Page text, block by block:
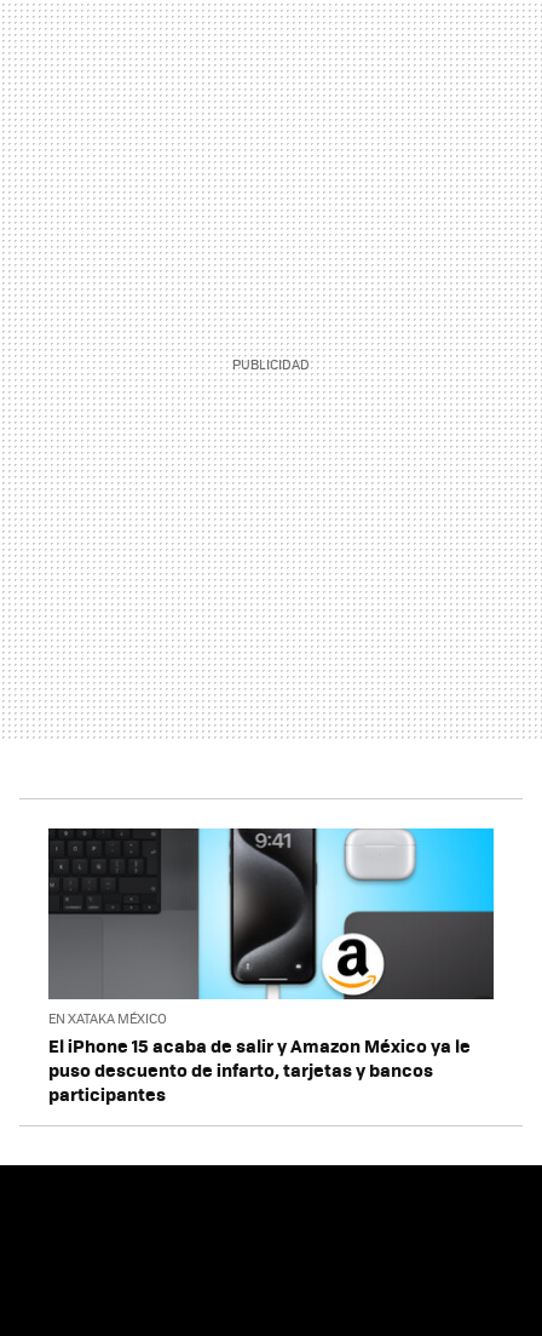
EN XATAKA MÉXICO
El iPhone 15 acaba de salir y Amazon México ya le
puso descuento de infarto, tarjetas y bancos
participantes